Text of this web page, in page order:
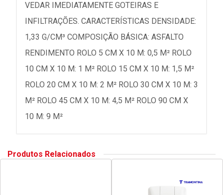
VEDAR IMEDIATAMENTE GOTEIRAS E
INFILTRAÇÕES. CARACTERÍSTICAS DENSIDADE:
1,33 G/CM³ COMPOSIÇÃO BÁSICA: ASFALTO
RENDIMENTO ROLO 5 CM X 10 M: 0,5 M² ROLO
10 CM X 10 M: 1 M² ROLO 15 CM X 10 M: 1,5 M²
ROLO 20 CM X 10 M: 2 M² ROLO 30 CM X 10 M: 3
M² ROLO 45 CM X 10 M: 4,5 M² ROLO 90 CM X
10 M: 9 M²
Produtos Relacionados